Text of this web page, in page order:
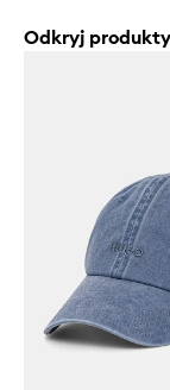
Odkryj